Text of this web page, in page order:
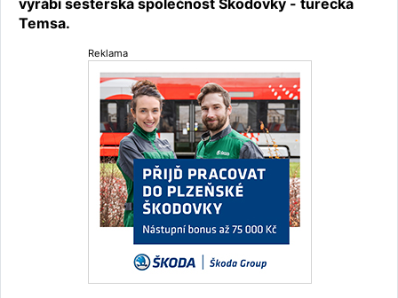
vyrábí sesterská společnost Škodovky - turecká
Temsa.
Reklama